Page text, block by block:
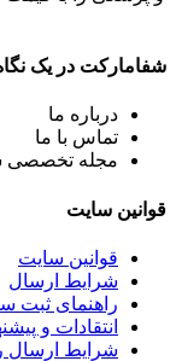
شفامارکت در یک
درباره ما
تماس با ما
مجله تخصصی
قوانین سایت
قوانین سایت
شرایط ارسال
راهنمای ثبت
انتقادات و
شرایط ارسال